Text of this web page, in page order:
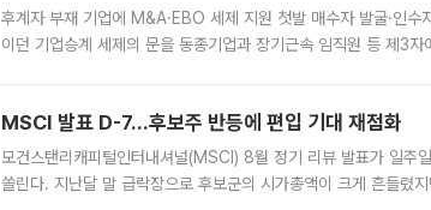
후계자 부재 기업에 M&A·EBO 세제 지원 첫발 매수자 발굴·인수
이던 기업승계 세제의 문을 동종기업과 장기근속 임직원 등 제3
MSCI 발표 D-7…후보주 반등에 편입 기대 재점화
모건스탠리캐피털인터내셔널(MSCI) 8월 정기 리뷰 발표가 일주
쏠린다. 지난달 말 급락장으로 후보군의 시가총액이 크게 흔들렸